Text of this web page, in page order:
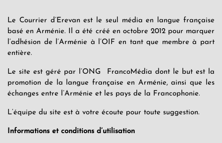
Le Courrier d’Erevan est le seul média en langue française
basé en Arménie. Il a été créé en octobre 2012 pour marquer
l’adhésion de l’Arménie à l’OIF en tant que membre à part
entière.
Le site est géré par l’ONG FrancoMédia dont le but est la
promotion de la langue française en Arménie, ainsi que les
échanges entre l’Arménie et les pays de la Francophonie.
L’équipe du site est à votre écoute pour toute suggestion.
Informations et conditions d’utilisation